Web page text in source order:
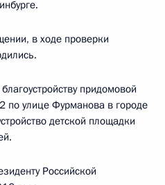
в ходе проверки
придомовой
по улице Фурманова в городе
детской площадки
Российской